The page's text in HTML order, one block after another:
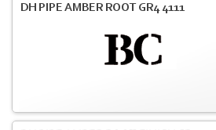
DH PIPE AMBER ROOT GR4 4111